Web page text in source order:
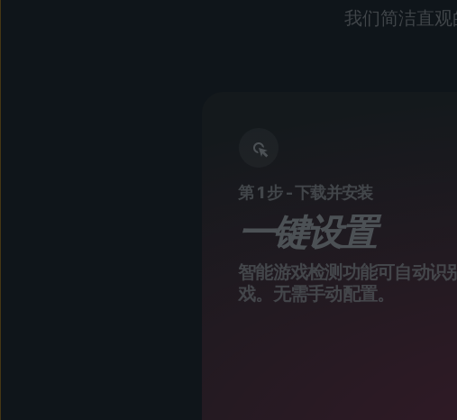
我们简洁直
第 1 步 - 下载并安装
一键设置
智能游戏检测功能可自动识
戏。无需手动配置。